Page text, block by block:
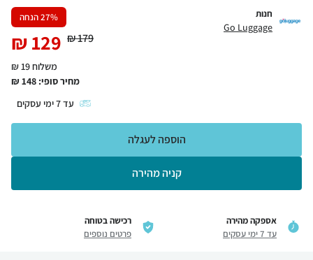
חנות
Go Luggage
27% הנחה
179
₪
129
₪
משלוח 19 ₪
מחיר סופי: 148
₪
עד7ימי עסקים
קניה מהירה
הוספה לעגלה
אספקה מהירה
עד 7 ימי עסקים
רכישה בטוחה
פרטים נוספים